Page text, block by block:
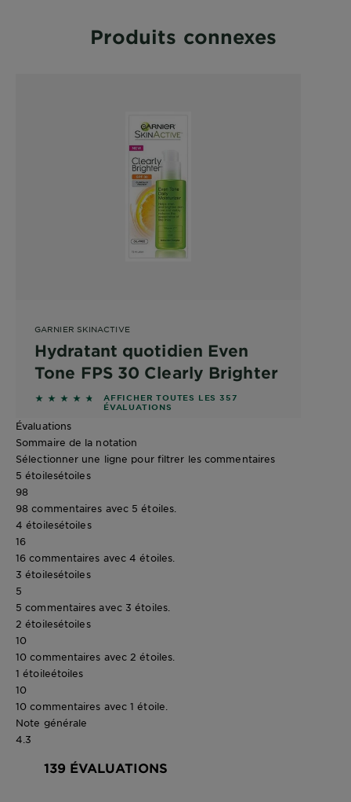
Produits connexes
GARNIER SKINACTIVE
Hydratant quotidien Even
Tone FPS 30 Clearly Brighter
4.5714 out of 5 stars based on reviews
AFFICHER TOUTES LES 357
ÉVALUATIONS
Évaluations
Sommaire de la notation
Sélectionner une ligne pour filtrer les commentaires
5 étoilesétoiles
98
98 commentaires avec 5 étoiles.
4 étoilesétoiles
16
16 commentaires avec 4 étoiles.
3 étoilesétoiles
5
5 commentaires avec 3 étoiles.
2 étoilesétoiles
10
10 commentaires avec 2 étoiles.
1 étoileétoiles
10
10 commentaires avec 1 étoile.
Note générale
4.3
139 ÉVALUATIONS